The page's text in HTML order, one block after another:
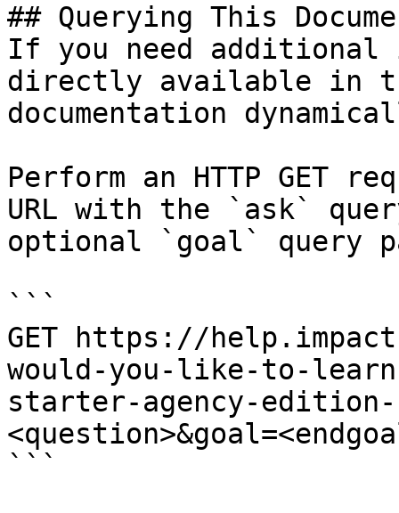
## Querying This
If you need
directly available in
documentation
Perform an HTTP GET
URL with the `ask`
optional `goal` query
```
GET https://
would-you-like-to-
starter-agency-
```